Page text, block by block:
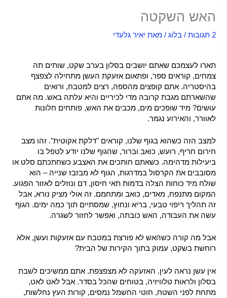
האש השקטה
2 תגובות /בלוג / מאת יאיר גלעדי
תארו לעצמכם שאתם יושבים בסלון בערב שקט, שותים תה
צמחים, קוראים ספר, ופתאום אזעקת העשן מתחילה לצפצף
בהיסטריה. אתם קופצים מהספה, רצים למטבח, ורואים
שהשארתם מגבת קרובה מדי לכיריים והיא עלתה באש. מה אתם
עושים? מיד שופכים מים, מכבים את האש, פותחים חלונות
לאוורר, והאירוע נגמר.
למצב הזה כשהוא בגוף שלנו, קוראים "דלקת אקוטית". זהו מצב
חירום חריף, רועש, כואב וברור, שהגוף שלנו יודע לטפל בו
ביעילות מדהימה. כשאתם חותכים את האצבע כשחתכתם סלט או
מסובבים את הקרסול במדרגות, הגוף לא מבזבז שנייה – הוא
שולח מיד כוחות הצלה בדמות תאי חיסון, דם ונוזלים לאזור הפגוע.
המקום מתנפח, מאדים, כואב ומתחמם. זה אולי מציק נורא, אבל
זה תהליך ריפוי טבעי, בריא ונחוץ, שמסתיים תוך כמה ימים. הגוף
עשה את העבודה, האש כובתה, ואפשר לחזור לשגרה.
אבל מה קורה כשהאש לא פורצת במטבח עם אזעקות ועשן, אלא
רוחשת בשקט, עמוק בתוך הקירות של הבית?
אין עשן נראה לעין. האזעקה לא מצפצפת. אתם ממשיכים לשבת
בסלון ולראות טלוויזיה, בטוחים שהכל בסדר. אבל לאט לאט,
מתחת לפני השטח, חוטי החשמל נמסים, קורות העץ נחלשות,